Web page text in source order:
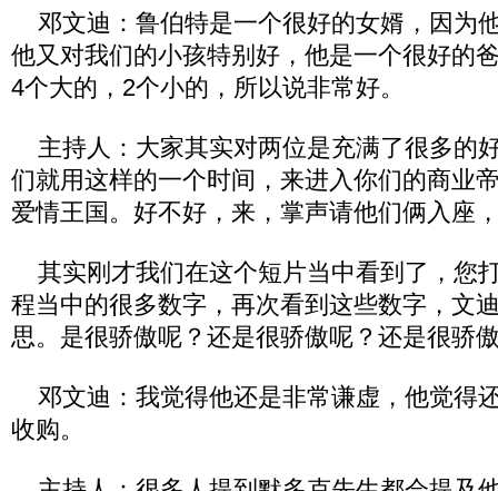
邓文迪：鲁伯特是一个很好的女婿，因为
他又对我们的小孩特别好，他是一个很好的
4个大的，2个小的，所以说非常好。
主持人：大家其实对两位是充满了很多的
们就用这样的一个时间，来进入你们的商业
爱情王国。好不好，来，掌声请他们俩入座
其实刚才我们在这个短片当中看到了，您
程当中的很多数字，再次看到这些数字，文
思。是很骄傲呢？还是很骄傲呢？还是很骄
邓文迪：我觉得他还是非常谦虚，他觉得
收购。